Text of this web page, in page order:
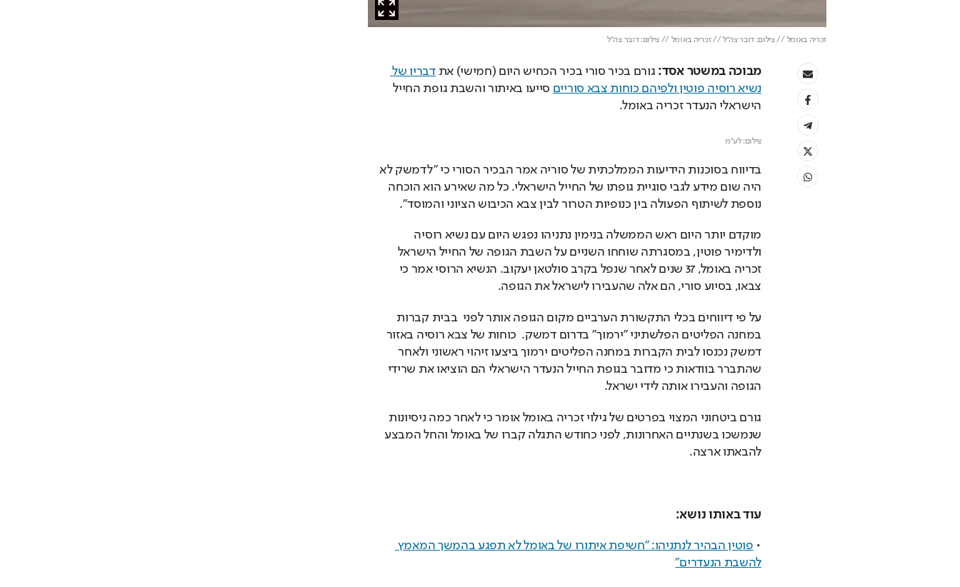
זכריה באומל // צילום: דובר צה"ל // זכריה באומל // צילום: דובר צה"ל
מבוכה במשטר אסד: גורם בכיר סורי בכיר הכחיש היום (חמישי) את
דבריו של
נשיא רוסיה פוטין ולפיהם כוחות צבא סוריים
סייעו באיתור והשבת גופת החייל
הישראלי הנעדר זכריה באומל.
Video
צילום: לע''מ
נוספת לשיתוף הפעולה בין כנופיות הטרור לבין צבא הכיבוש הציוני והמוסד".
צבאו, בסיוע סורי, הם אלה שהעבירו לישראל את הגופה.
דמשק נכנסו לבית הקברות במחנה הפליטים ירמוך ביצעו זיהוי ראשוני ולאחר
הגופה והעבירו אותה לידי ישראל.
להבאתו ארצה.
עוד באותו נושא:
•
להשבת הנעדרים"